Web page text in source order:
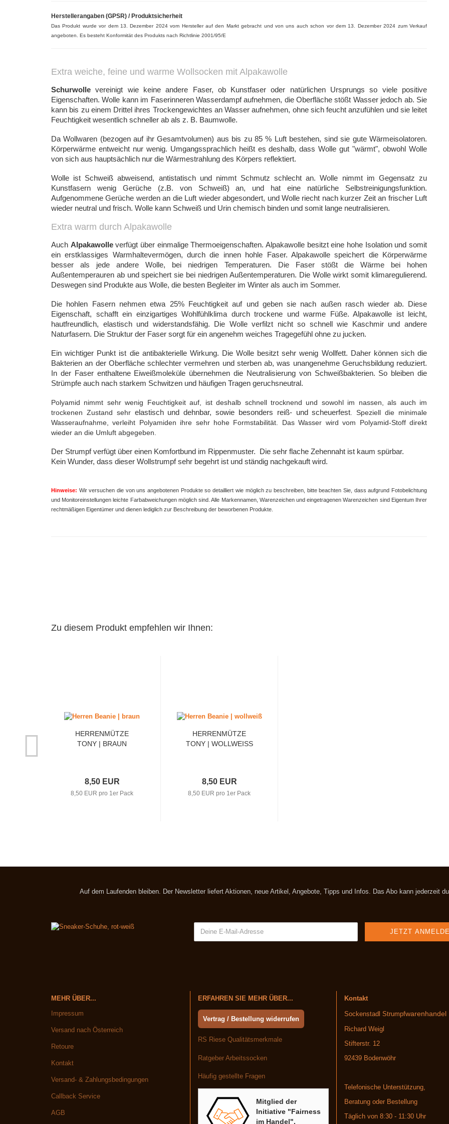
Herstellerangaben (GPSR) / Produktsicherheit
Das Produkt wurde vor dem 13. Dezember 2024 vom Hersteller auf den Markt gebracht und von uns auch schon vor dem 13. Dezember 2024 zum Verkauf
angeboten. Es besteht Konformität des Produkts nach Richtlinie 2001/95/E
Extra weiche, feine und warme Wollsocken mit Alpakawolle
Schurwolle vereinigt wie keine andere Faser, ob Kunstfaser oder natürlichen Ursprungs so viele positive
Eigenschaften. Wolle kann im Faserinneren Wasserdampf aufnehmen, die Oberfläche stößt Wasser jedoch ab. Sie
kann bis zu einem Drittel ihres Trockengewichtes an Wasser aufnehmen, ohne sich feucht anzufühlen und sie leitet
Feuchtigkeit wesentlich schneller ab als z. B. Baumwolle.
Da Wollwaren (bezogen auf ihr Gesamtvolumen) aus bis zu 85 % Luft bestehen, sind sie gute Wärmeisolatoren.
Körperwärme entweicht nur wenig. Umgangssprachlich heißt es deshalb, dass Wolle gut "wärmt", obwohl Wolle
von sich aus hauptsächlich nur die Wärmestrahlung des Körpers reflektiert.
Wolle ist Schweiß abweisend, antistatisch und nimmt Schmutz schlecht an. Wolle nimmt im Gegensatz zu
Kunstfasern wenig Gerüche (z.B. von Schweiß) an, und hat eine natürliche Selbstreinigungsfunktion.
Aufgenommene Gerüche werden an die Luft wieder abgesondert, und Wolle riecht nach kurzer Zeit an frischer Luft
wieder neutral und frisch. Wolle kann Schweiß und Urin chemisch binden und somit lange neutralisieren.
Extra warm durch Alpakawolle
Auch Alpakawolleverfügt über einmalige Thermoeigenschaften. Alpakawolle besitzt eine hohe Isolation und somit
ein erstklassiges Warmhaltevermögen, durch die innen hohle Faser. Alpakawolle speichert die Körperwärme
besser als jede andere Wolle, bei niedrigen Temperaturen. Die Faser stößt die Wärme bei hohen
Außentemperauren ab und speichert sie bei niedrigen Außentemperaturen. Die Wolle wirkt somit klimaregulierend.
Deswegen sind Produkte aus Wolle, die besten Begleiter im Winter als auch im Sommer.
Die hohlen Fasern nehmen etwa 25% Feuchtigkeit auf und geben sie nach außen rasch wieder ab. Diese
Eigenschaft, schafft ein einzigartiges Wohlfühlklima durch trockene und warme Füße. Alpakawolle ist leicht,
hautfreundlich, elastisch und widerstandsfähig. Die Wolle verfilzt nicht so schnell wie Kaschmir und andere
Naturfasern. Die Struktur der Faser sorgt für ein angenehm weiches Tragegefühl ohne zu jucken.
Ein wichtiger Punkt ist die antibakterielle Wirkung. Die Wolle besitzt sehr wenig Wollfett. Daher können sich die
Bakterien an der Oberfläche schlechter vermehren und sterben ab, was unangenehme Geruchsbildung reduziert.
In der Faser enthaltene Eiweißmoleküle übernehmen die Neutralisierung von Schweißbakterien. So bleiben die
Strümpfe auch nach starkem Schwitzen und häufigen Tragen geruchsneutral.
Polyamid nimmt sehr wenig Feuchtigkeit auf, ist deshalb schnell trocknend und sowohl im nassen, als auch im
trockenen Zustand sehr elastisch und dehnbar, sowie besonders reiß- und scheuerfest . Speziell die minimale
Wasseraufnahme, verleiht Polyamiden ihre sehr hohe Formstabilität. Das Wasser wird vom Polyamid-Stoff direkt
wieder an die Umluft abgegeben.
Der Strumpf verfügt über einen Komfortbund im Rippenmuster. Die sehr flache Zehennaht ist kaum spürbar.
Kein Wunder, dass dieser Wollstrumpf sehr begehrt ist und ständig nachgekauft wird.
Hinweise: Wir versuchen die von uns angebotenen Produkte so detailliert wie möglich zu beschreiben, bitte beachten Sie, dass aufgrund Fotobelichtung
und Monitoreinstellungen leichte Farbabweichungen möglich sind. Alle Markennamen, Warenzeichen und eingetragenen Warenzeichen sind Eigentum Ihrer
rechtmäßigen Eigentümer und dienen lediglich zur Beschreibung der beworbenen Produkte.
Zu diesem Produkt empfehlen wir Ihnen:
HERRENMÜTZE
TONY | BRAUN
8,50 EUR
8,50 EUR pro 1er Pack
HERRENMÜTZE
TONY | WOLLWEISS
8,50 EUR
8,50 EUR pro 1er Pack
Auf dem Laufenden bleiben. Der Newsletter liefert Aktionen, neue Artikel, Angebote, Tipps und Infos. Das Abo kann jederzeit
MEHR ÜBER...
Impressum
Versand nach Österreich
Retoure
Kontakt
Versand- & Zahlungsbedingungen
Callback Service
AGB
ERFAHREN SIE MEHR ÜBER...
Vertrag / Bestellung widerrufen
RS Riese Qualitätsmerkmale
Ratgeber Arbeitssocken
Häufig gestellte Fragen
Mitglied der
Initiative "Fairness
im Handel".
Kontakt
Sockenstadl Strumpfwarenhandel
Richard Weigl
Stifterstr. 12
92439 Bodenwöhr
Telefonische Unterstützung,
Beratung oder Bestellung
Täglich von 8:30 - 11:30 Uhr